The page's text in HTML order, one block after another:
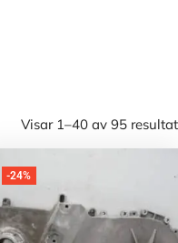
Visar 1–40 av 95 resultat
-24%